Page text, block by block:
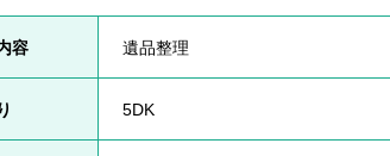
容 遺品整理
5DK